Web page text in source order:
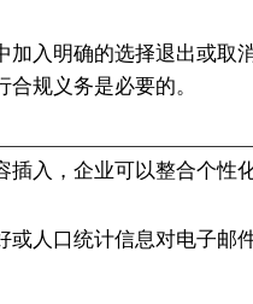
加入明确的选择退出或取
合规义务是必要的。
插入，企业可以整合个性
或人口统计信息对电子邮